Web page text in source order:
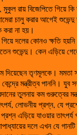
মুকুল রায় বিজেপিতে গিয়ে
চালু করার আগেই শুভেন্দু
না হয়।
দলের কোনও ক্ষতি
শুভেন্দু। কেন এড়িয়ে
দিয়েছেন তৃণমূলকে।
মন্ত্রীত্ব পাননি। যুব
তুলনায় কম গুরুত্বের
লোভনীয় প্রশ্ন, যে
এড়িয়ে যাওয়ার তাৎপর্য
দলে এখন যে